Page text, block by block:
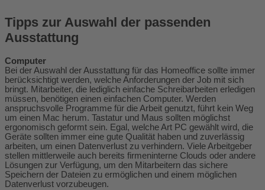
Tipps zur Auswahl der passenden
Ausstattung
Computer
Bei der Auswahl der Ausstattung für das Homeoffice sollte immer
berücksichtigt werden, welche Anforderungen der Job mit sich
bringt. Mitarbeiter, die lediglich einfache Schreibarbeiten erledigen
müssen, benötigen einen einfachen Computer. Werden
anspruchsvolle Programme für die Arbeit genutzt, führt kein Weg
um einen Mac herum. Tastatur und Maus sollten möglichst
ergonomisch geformt sein. Egal, welche Art PC gewählt wird, die
Geräte sollten immer eine gute Qualität haben und zuverlässig
arbeiten, um einen Datenverlust zu verhindern. Viele Arbeitgeber
stellen mittlerweile auch bereits firmeninterne Clouds oder andere
Lösungen zur Verfügung, um den Mitarbeitern das sichere
Speichern der Dateien zu ermöglichen und einem möglichen
Datenverlust vorzubeugen.